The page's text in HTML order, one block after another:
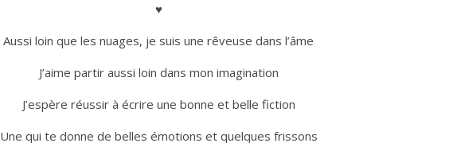
♥
Aussi loin que les nuages, je suis une rêveuse dans l’âme
J’aime partir aussi loin dans mon imagination
J’espère réussir à écrire une bonne et belle fiction
Une qui te donne de belles émotions et quelques frissons